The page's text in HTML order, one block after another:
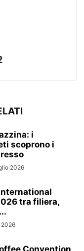
i
scoprono i
2026
tra filiera,
2026